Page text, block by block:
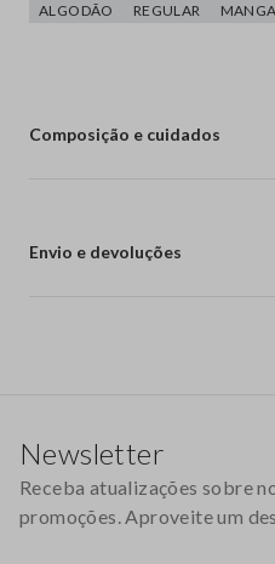
ALGODÃO REGULAR
Composição e cuidados
Envio e devoluções
Newsletter
Receba atualizações sobre
promoções. Aproveite um